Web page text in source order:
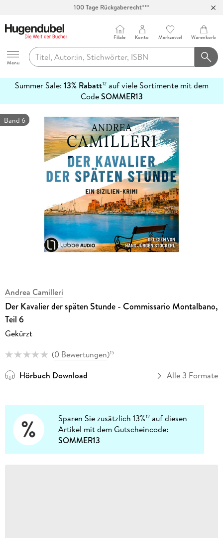
100 Tage Rückgaberecht***
Hugendubel
Menu
Filiale Konto Merkzettel Warenkorb
Summer Sale: 13% Rabatt12auf viele Sortimente mit dem
CodeSOMMER13
erfahren
Band 6
Andrea Camilleri
Der Kavalier der späten Stunde - Commissario Montalbano,
Teil 6
Gekürzt
(0 Bewertungen)15
Hörbuch Download Alle 3 Formate
Sparen Sie zusätzlich 13%12 auf diesen
Artikel mit dem Gutscheincode:
SOMMER13